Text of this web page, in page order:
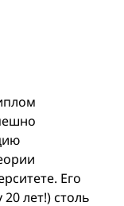
Его
20 лет!) столь